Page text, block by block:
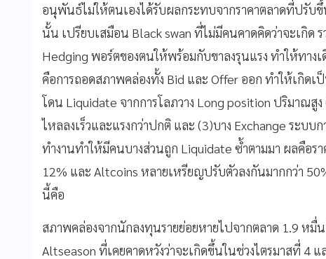
อนุพันธ์ไม่ให้ตนเองได้รับผลกระทบจากราคาตลาดที่ปรับ
นั้น เปรียบเสมือน Black swan ที่ไม่มีคนคาดคิดว่าจะเกิด ร
Hedging พอร์ตของตนให้พร้อมกับขาลงรุนแรง ทำให้ทาง
คือการถอดสภาพคล่องทั้ง Bid และ Offer ออก ทำให้เกิด
โดน Liquidate จากการโลภวาง Long position ปริมาณสู
ไหลลงเร็วและแรงกว่าปกติ และ (3)บาง Exchange ระบบ
ทำงานทำให้มีคนบางส่วนถูก Liquidate ซ้ำตามมา ผลคือร
12% และ Altcoins หลายเหรียญปรับตัวลงกันมากกว่า
นี้คือ
สภาพคล่องจากนักลงทุนรายย่อยหายไปจากตลาด 1.9 หมื่
Altseason ที่เคยคาดหวังว่าจะเกิดขึ้นในช่วงไตรมาสที่ 4